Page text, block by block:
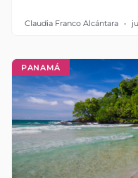
Claudia Franco Alcántara
PANAMÁ